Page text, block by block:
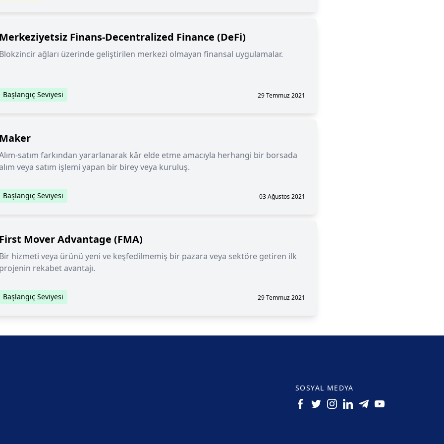
Finans-Decentralized Finance (DeFi)
ağları üzerinde geliştirilen merkezi olmayan finansal uygulamalar.
Başlangıç Seviyesi 29 Temmuz 2021
satım farkından yararlanarak kâr elde etme amacıyla herhangi bir borsada
veya satım işlemi yapan bir birey veya kuruluş.
Başlangıç Seviyesi 03 Ağustos 2021
Mover Advantage (FMA)
hizmeti veya ürünü yeni ve keşfedilmemiş bir pazara veya sektöre getiren ilk
rekabet avantajı.
Başlangıç Seviyesi 29 Temmuz 2021
SOSYAL MEDYA